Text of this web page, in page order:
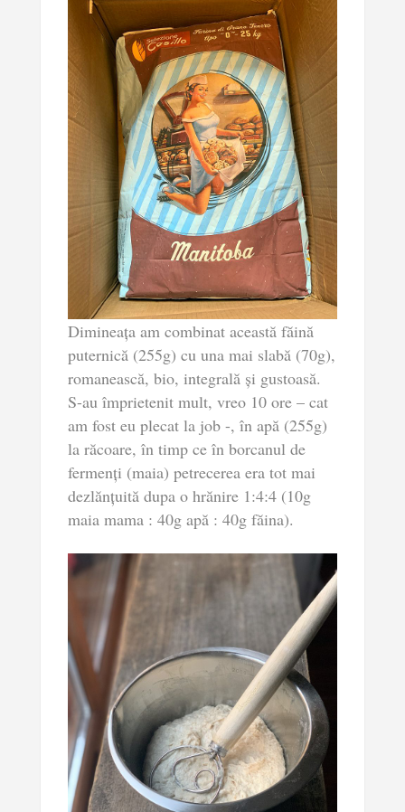
Dimineața am combinat această făină
puternică (255g) cu una mai slabă (70g),
romanească, bio, integrală și gustoasă.
S-au împrietenit mult, vreo 10 ore – cat
am fost eu plecat la job -, în apă (255g)
la răcoare, în timp ce în borcanul de
fermenți (maia) petrecerea era tot mai
dezlănțuită dupa o hrănire 1:4:4 (10g
maia mama : 40g apă : 40g făina).